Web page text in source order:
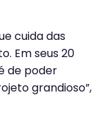
cuida das
Em seus 20
de poder
grandioso”,